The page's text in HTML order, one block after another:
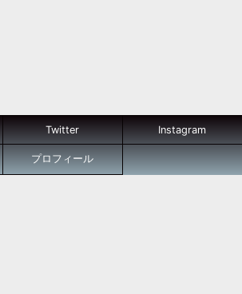
Twitter Instagram
プロフィール